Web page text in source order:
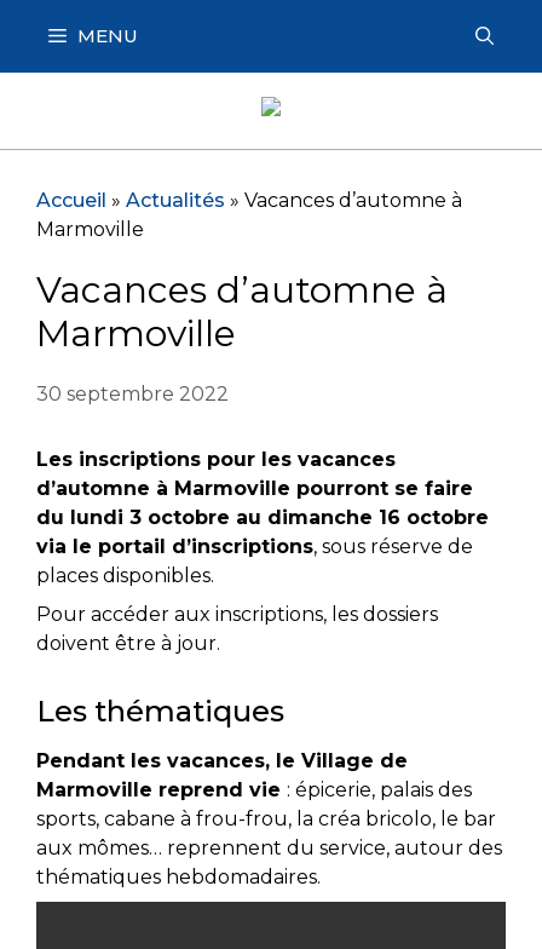
contenu
MENU
Accueil » Actualités » Vacances d’automne à
Marmoville
Vacances d’automne à
Marmoville
30 septembre 2022
Les inscriptions pour les vacances
d’automne à Marmoville pourront se faire
du lundi 3 octobre au dimanche 16 octobre
via le portail d’inscriptions, sous réserve de
places disponibles.
Pour accéder aux inscriptions, les dossiers
doivent être à jour.
Les thématiques
Pendant les vacances, le Village de
Marmoville reprend vie : épicerie, palais des
sports, cabane à frou-frou, la créa bricolo, le bar
aux mômes… reprennent du service, autour des
thématiques hebdomadaires.